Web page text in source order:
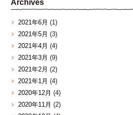
Archives
2021年6月 (1)
2021年5月 (3)
2021年4月 (4)
2021年3月 (9)
2021年2月 (2)
2021年1月 (4)
2020年12月 (4)
2020年11月 (2)